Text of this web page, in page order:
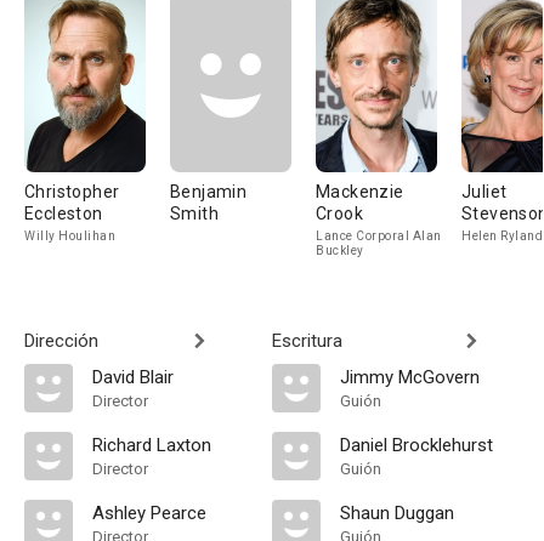
Christopher
Eccleston
Willy Houlihan
Benjamin
Smith
Mackenzie
Crook
Lance Corporal Alan
Buckley
Juliet
Helen Ryland
Dirección
David Blair
Director
Richard Laxton
Director
Ashley Pearce
Director
Escritura
Jimmy McGovern
Guión
Daniel Brocklehurst
Guión
Shaun Duggan
Guión